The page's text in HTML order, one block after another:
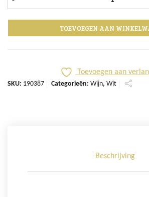
TOEVOEGEN AAN
Toevoegen aan
SKU: 190387 Categorieën: Wijn, Wit
Beschrijving